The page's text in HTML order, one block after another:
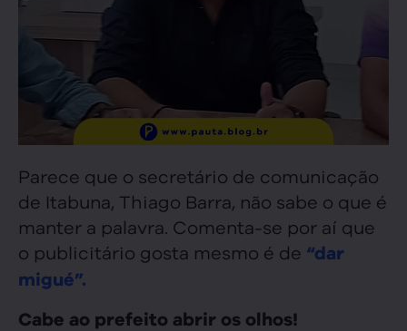
Parece que o secretário de comunicação
de Itabuna, Thiago Barra, não sabe o que é
manter a palavra. Comenta-se por aí que
o publicitário gosta mesmo é de “dar
migué”.
Cabe ao prefeito abrir os olhos!